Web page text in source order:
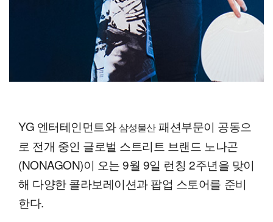
YG 엔터테인먼트와 삼성물산패션부문이 공동으
로 전개 중인 글로벌 스트리트 브랜드 노나곤
(NONAGON)이 오는 9월 9일 런칭 2주년을 맞이
해 다양한 콜라보레이션과 팝업 스토어를 준비
한다.